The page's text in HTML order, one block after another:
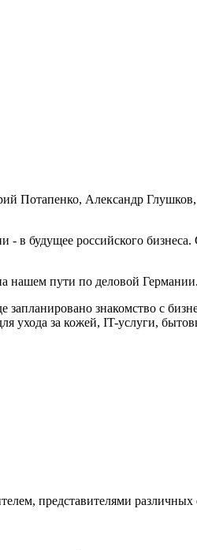
Александр Глушков,
- в будущее российского
нашем пути по деловой Германии.
знакомство с
ухода за кожей, IT-услуги,
представителями